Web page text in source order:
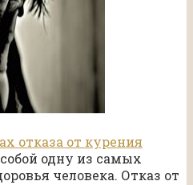
отказа от курения
одну из самых
человека. Отказ от